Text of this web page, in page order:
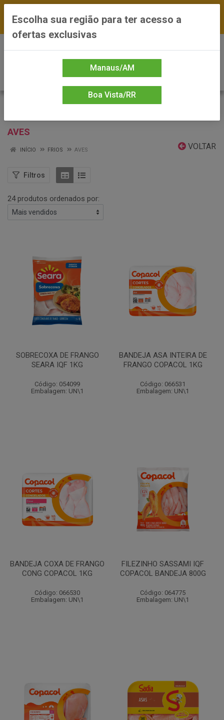
*Preços exclusivos do site — Entrega em até 24h
AVES
VOLTAR
INÍCIO FRIOS AVES
Filtros
24 produtos ordenados por:
SOBRECOXA DE FRANGO
SEARA IQF 1KG
Código: 054099
Embalagem: UN\1
BANDEJA ASA INTEIRA DE
FRANGO COPACOL 1KG
Código: 066531
Embalagem: UN\1
BANDEJA COXA DE FRANGO
CONG COPACOL 1KG
Código: 066530
Embalagem: UN\1
FILEZINHO SASSAMI IQF
COPACOL BANDEJA 800G
Código: 064775
Embalagem: UN\1
Escolha sua região para ter acesso a
ofertas exclusivas
Manaus/AM
Boa Vista/RR